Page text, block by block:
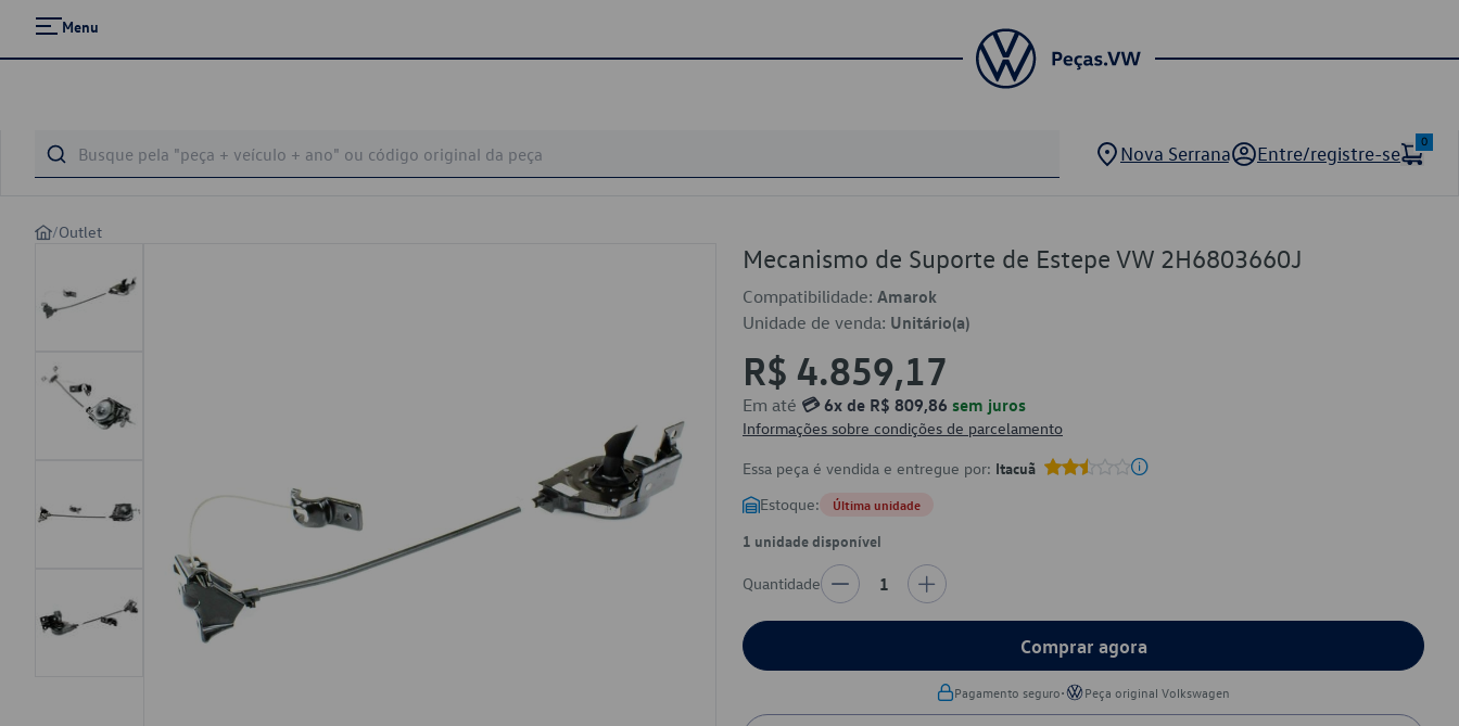
Menu
Nova Serrana Entre/registre-se
0
/Outlet
Mecanismo de Suporte de Estepe VW 2H6803660J
Compatibilidade: Amarok
Unidade de venda: Unitário(a)
R$ 4.859,17
Em até 💳 6x de R$ 809,86 sem juros
Informações sobre condições de parcelamento
Essa peça é vendida e entregue por: Itacuã
Estoque: Última unidade
1 unidade disponível
Quantidade 1
Comprar agora
Pagamento seguro• Peça original Volkswagen